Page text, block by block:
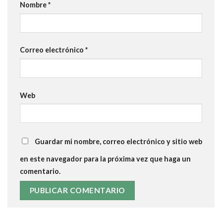
Nombre*
Correo electrónico *
Web
Guardar mi nombre, correo electrónico y sitio web
en este navegador para la próxima vez que haga un
comentario.